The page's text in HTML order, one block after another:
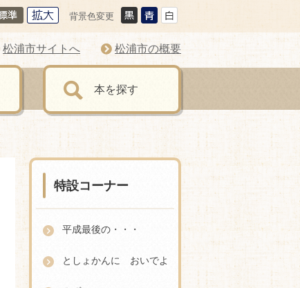
背景色変更
松浦市サイトへ 松浦市の概要
本を探す
特設コーナー
平成最後の・・・
としょかんに おいでよ